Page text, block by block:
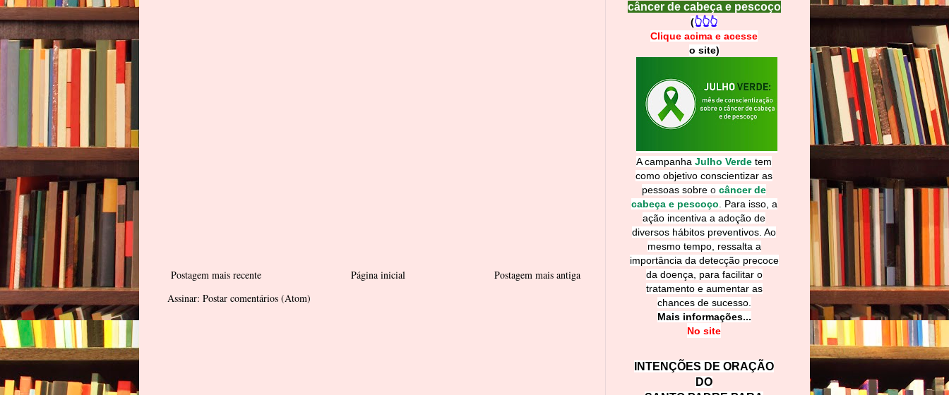
Postagem mais recente Postagem mais antiga
Página inicial
Assinar: Postar comentários (Atom)
câncer de cabeça e pescoço
(👆👆👆
Clique acima e acesse
o site)
A campanha Julho Verde tem
como objetivo conscientizar as
pessoas sobre o câncer de
cabeça e pescoço
Para isso, a
ação incentiva a adoção de
diversos hábitos preventivos. Ao
mesmo tempo, ressalta a
importância da detecção precoce
da doença, para facilitar o
tratamento e aumentar as
chances de sucesso.
Mais informações...
No site
INTENÇÕES DE ORAÇÃO
DO